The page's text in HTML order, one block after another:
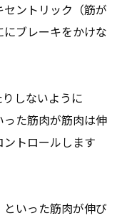
セントリック（筋が
ブレーキをかけな
しないように
った筋肉が筋肉は伸
トロールします
といった筋肉が伸び